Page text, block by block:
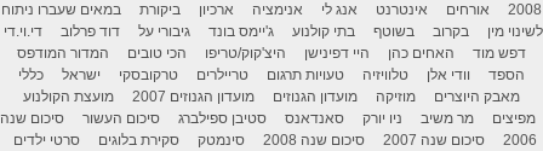
2008
אורחים אינטרנט אנג לי אנימציה ארכיון ביקורת
במאים שעברו ניתוח
לשינוי מין
בקרוב בשוטף בתי קולנוע ג'יימס בונד גיבורי על דוד פרלוב
די.וי.די
דפש מוד
האחים כהן היי דפינישן היצ'קוק/טריפו הכי טובים
המדור המודפס
הספד
וודי אלן טלוויזיה טעויות תרגום טריילרים טרקובסקי ישראל
כללי
מאבק היוצרים
מוזיקה מועדון הגנוזים מועדון הגנוזים 2007
מועצת הקולנוע
מפיצים
מר משיב ניו יורק סאנדאנס סטיבן ספילברג סיכום העשור
סיכום שנה
2006
סיכום שנה 2007 סיכום שנה 2008 סינמטק סקירת בלוגים
סרטי ילדים